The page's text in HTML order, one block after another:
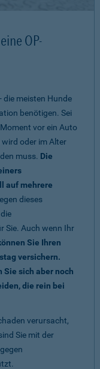
OP-
die meisten Hunde
benötigen. Sei
vor ein Auto
wird oder im Alter
muss. Die
auf mehrere
dieses
Sie. Auch wenn Ihr
Sie Ihren
versichern.
Sie sich aber noch
die rein bei
verursacht,
Sie mit der